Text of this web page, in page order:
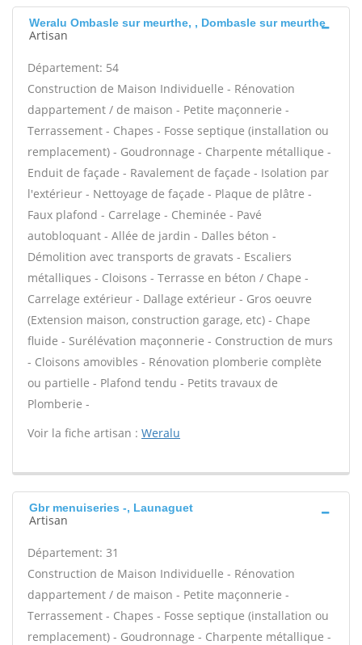
Weralu Ombasle sur meurthe, , Dombasle sur meurthe
Artisan
Département: 54
Construction de Maison Individuelle - Rénovation
dappartement / de maison - Petite maçonnerie -
Terrassement - Chapes - Fosse septique (installation ou
remplacement) - Goudronnage - Charpente métallique -
Enduit de façade - Ravalement de façade - Isolation par
l'extérieur - Nettoyage de façade - Plaque de plâtre -
Faux plafond - Carrelage - Cheminée - Pavé
autobloquant - Allée de jardin - Dalles béton -
Démolition avec transports de gravats - Escaliers
métalliques - Cloisons - Terrasse en béton / Chape -
Carrelage extérieur - Dallage extérieur - Gros oeuvre
(Extension maison, construction garage, etc) - Chape
fluide - Surélévation maçonnerie - Construction de murs
- Cloisons amovibles - Rénovation plomberie complète
ou partielle - Plafond tendu - Petits travaux de
Plomberie -
Voir la fiche artisan : Weralu
Gbr menuiseries -, Launaguet
Artisan
Département: 31
Construction de Maison Individuelle - Rénovation
dappartement / de maison - Petite maçonnerie -
Terrassement - Chapes - Fosse septique (installation ou
remplacement) - Goudronnage - Charpente métallique -